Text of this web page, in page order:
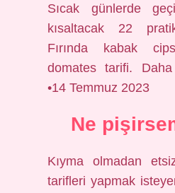
Sıcak günlerde
kısaltacak 22
Fırında kabak
domates tarifi.
•14 Temmuz 2023
Ne
Kıyma olmadan
tarifleri yapmak